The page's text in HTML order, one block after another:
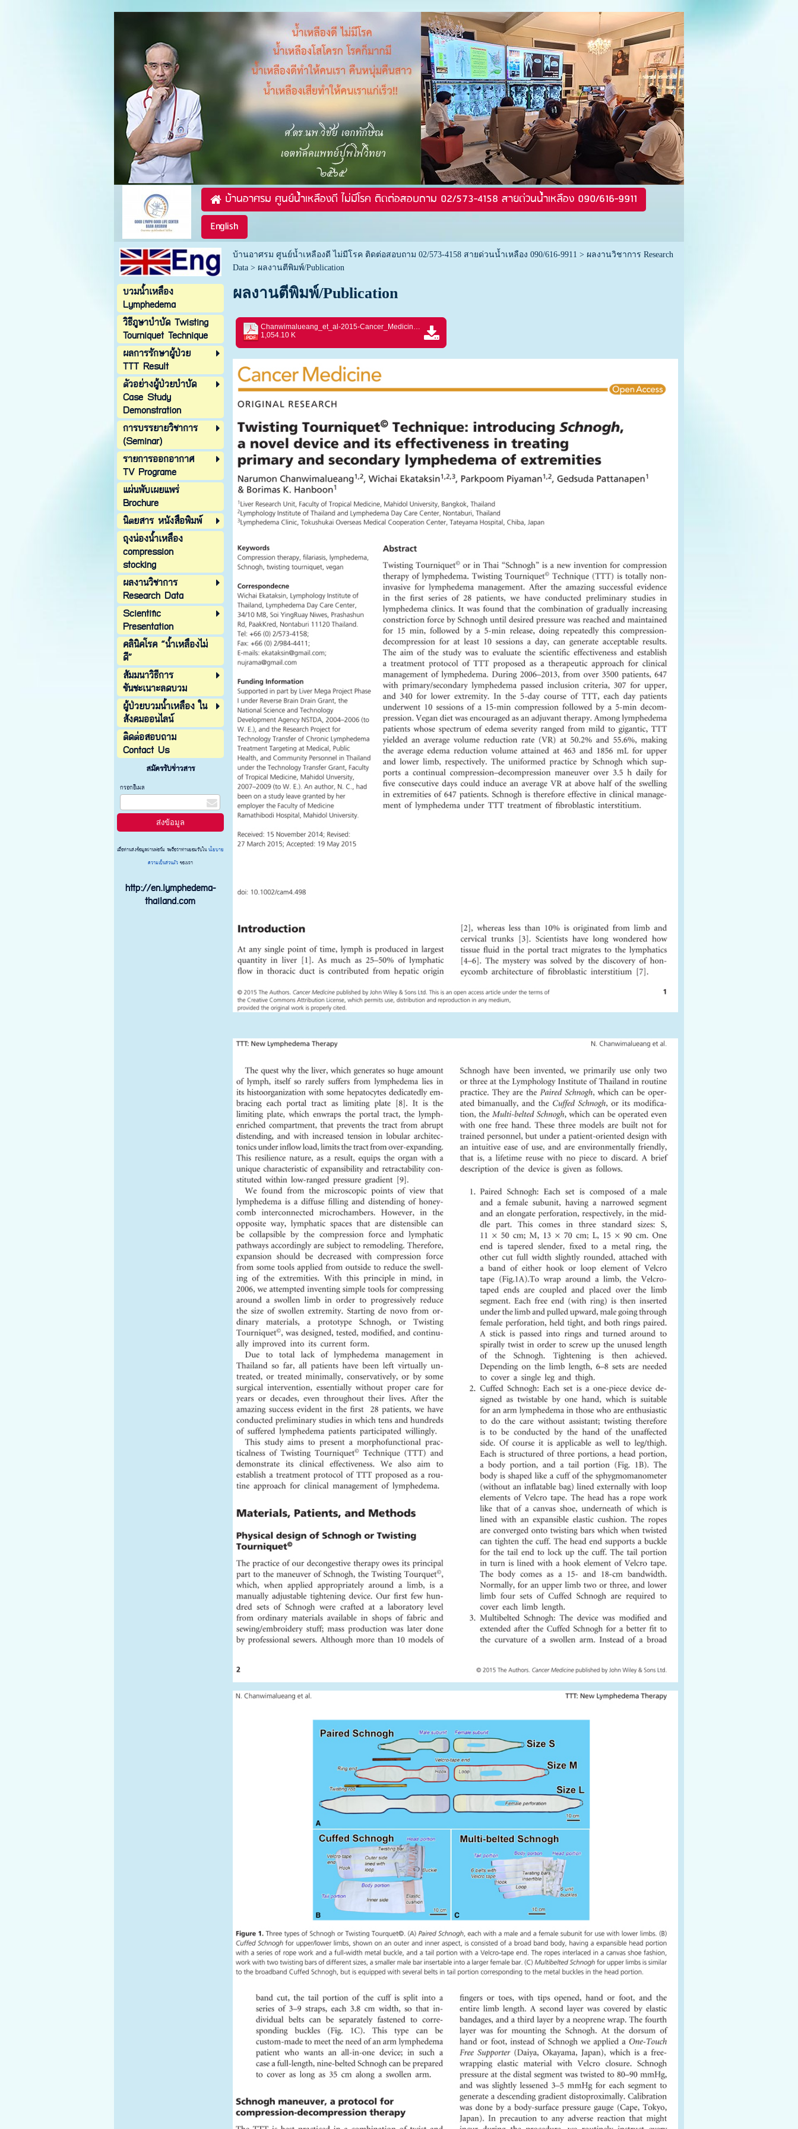
บ้านอาศรม ศูนย์น้ำเหลืองดี ไม่มีโรค ติดต่อสอบถาม 02/573-4158 สายด่วนน้ำเหลือง 090/616-9911
English
บวมน้ำเหลือง
Lymphedema
วิธีภูษาบำบัด Twisting
Tourniquet Technique
ผลการรักษาผู้ป่วย
TTT Result
ตัวอย่างผู้ป่วยบำบัด
Case Study
Demonstration
การบรรยายวิชาการ
(Seminar)
รายการออกอากาศ
TV Programe
แผ่นพับเผยแพร่
Brochure
นิตยสาร หนังสือพิมพ์
ถุงน่องน้ำเหลือง
compression
stocking
ผลงานวิชาการ
Research Data
Scientific
Presentation
คลินิคโรค “น้ำเหลืองไม่
ดี”
สัมมนาวิธีการ
ขันชะเนาะลดบวม
ผู้ป่วยบวมน้ำเหลือง ใน
สังคมออนไลน์
ติดต่อสอบถาม
Contact Us
สมัครรับข่าวสาร
กรอกอีเมล
เมื่อท่านส่งข้อมูลผ่านฟอร์ม จะถือว่าท่านยอมรับในนโยบาย
ความเป็นส่วนตัว ของเรา
http://en.lymphedema-
thailand.com
บ้านอาศรม ศูนย์น้ำเหลืองดี ไม่มีโรค ติดต่อสอบถาม 02/573-4158 สายด่วนน้ำเหลือง 090/616-9911 > ผลงานวิชาการ Research
Data > ผลงานตีพิมพ์/Publication
ผลงานตีพิมพ์/Publication
Chanwimalueang_et_al-2015-Cancer_Medicine.pdf
1,054.10 K